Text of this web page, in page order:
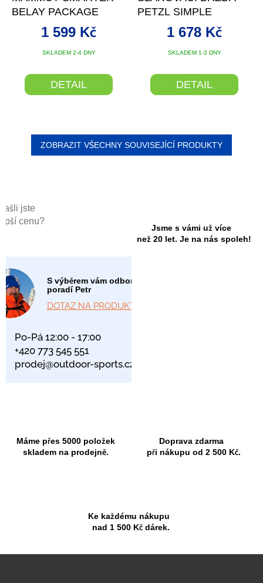
jste
cenu?
S výběrem vám odborně
poradí Petr
DOTAZ NA PRODUKT
Po-Pá 12:00 - 17:00
+420 773 545 551
prodej@outdoor-sports.cz
Jsme s vámi už více
než 20 let. Je na nás spoleh!
Máme přes 5000 položek
skladem na prodejně.
Doprava zdarma
při nákupu od 2 500 Kč.
Ke každému nákupu
nad 1 500 Kč dárek.
BELAY PACKAGE
SKLADEM 2-4 DNY
1 599 Kč
DETAIL
A
PETZL SIMPLE
SKLADEM 1-3 DNY
1 678 Kč
DETAIL
ZOBRAZIT VŠECHNY SOUVISEJÍCÍ PRODUKTY